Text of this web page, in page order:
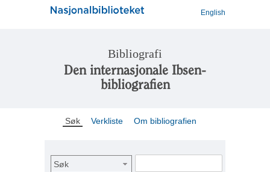
English
Bibliografi
Den internasjonale Ibsen-
bibliografien
Søk Verkliste Om bibliografien
Søk